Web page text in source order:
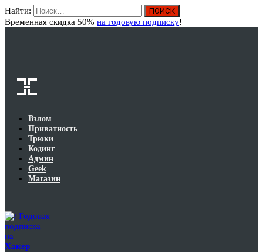
Найти:
Временная скидка 50% на годовую подписку!
Взлом
Приватность
Трюки
Кодинг
Админ
Geek
Магазин
Годовая
подписка
на
Хакер